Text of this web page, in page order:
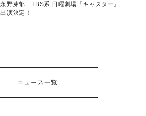
永野芽郁 TBS系 日曜劇場『キャスター』
出演決定！
ニュース一覧